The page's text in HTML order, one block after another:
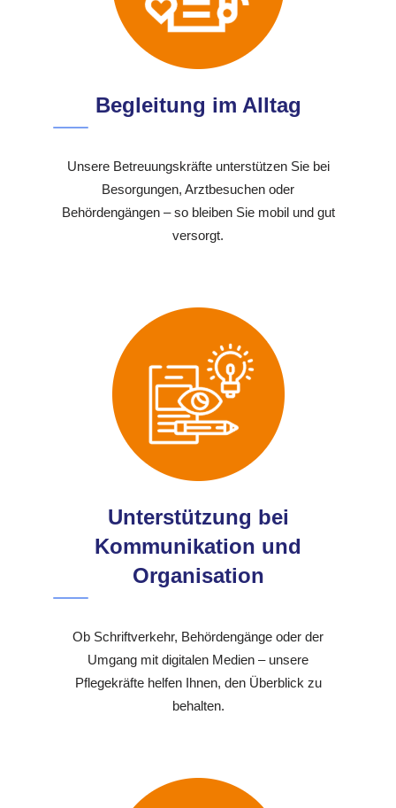
Begleitung im Alltag
Unsere Betreuungskräfte unterstützen Sie bei
Besorgungen, Arztbesuchen oder
Behördengängen – so bleiben Sie mobil und gut
versorgt.
Unterstützung bei
Kommunikation und
Organisation
Ob Schriftverkehr, Behördengänge oder der
Umgang mit digitalen Medien – unsere
Pflegekräfte helfen Ihnen, den Überblick zu
behalten.